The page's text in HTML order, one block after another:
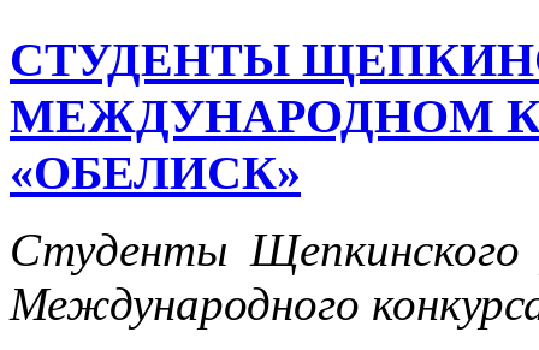
СТУДЕНТЫ
МЕЖДУНАРОДНОМ
«ОБЕЛИСК»
Студенты Щепкинского
Международного